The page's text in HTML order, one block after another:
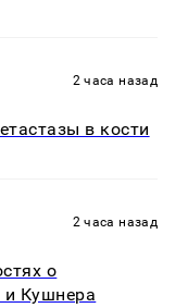
2 часа назад
в кости
2 часа назад
о
Кушнера